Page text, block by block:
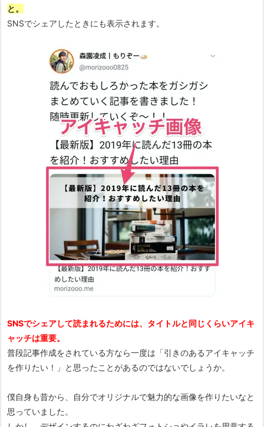
と。
SNSでシェアしたときにも表示されます。
SNSでシェアして読まれるためには、タイトルと同じくらいアイキ
ャッチは重要。
普段記事作成をされている方なら一度は「引きのあるアイキャッチ
を作りたい！」と思ったことがあるのではないでしょうか。
僕自身も昔から、自分でオリジナルで魅力的な画像を作りたいなと
思っていました。